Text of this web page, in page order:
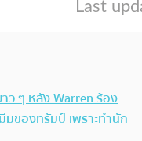
ว ๆ หลัง Warren ร้อง
มของทรัมป์ เพราะทำนัก